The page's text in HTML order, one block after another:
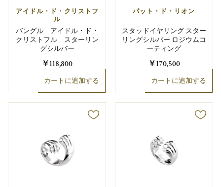
アイドル・ド・クリストフ
ル
バングル アイドル・ド・
クリストフル スターリン
グシルバー
￥118,800
カートに追加する
パット・ド・リオン
スタッドイヤリング スター
リングシルバー ロジウムコ
ーティング
￥170,500
カートに追加する